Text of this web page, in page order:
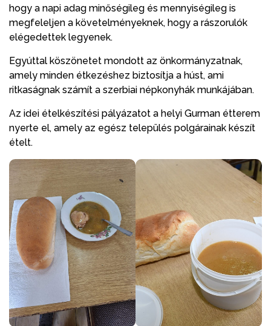
hogy a napi adag minőségileg és mennyiségileg is
megfeleljen a követelményeknek, hogy a rászorulók
elégedettek legyenek.
Egyúttal köszönetet mondott az önkormányzatnak,
amely minden étkezéshez biztosítja a húst, ami
ritkaságnak számít a szerbiai népkonyhák munkájában.
Az idei ételkészítési pályázatot a helyi Gurman étterem
nyerte el, amely az egész település polgárainak készít
ételt.